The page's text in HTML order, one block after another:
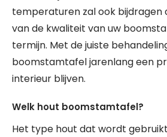
temperaturen zal ook bijdragen
van de kwaliteit van uw
termijn. Met de juiste
boomstamtafel jarenlang een
interieur blijven.
Welk hout boomstamtafel?
Het type hout dat wordt